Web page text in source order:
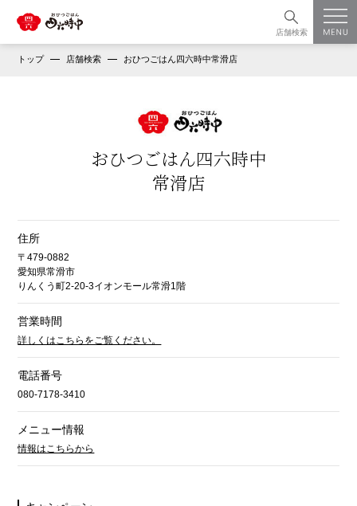
店舗検索
トップ 店舗検索 おひつごはん四六時中常滑店
おひつごはん四六時中
常滑店
住所
〒479-0882
愛知県常滑市
りんくう町2-20-3イオンモール常滑1階
営業時間
詳しくはこちらをご覧ください。
電話番号
080-7178-3410
メニュー情報
情報はこちらから